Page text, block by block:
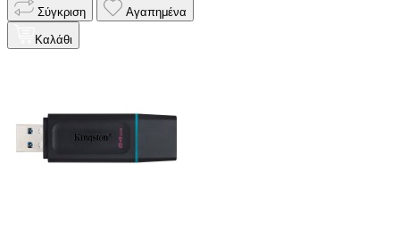
Σύγκριση Αγαπημένα
Καλάθι